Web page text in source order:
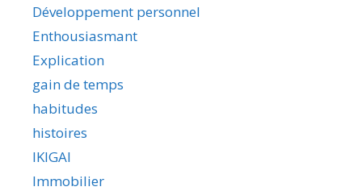
Développement personnel
Enthousiasmant
Explication
gain de temps
habitudes
histoires
IKIGAI
Immobilier